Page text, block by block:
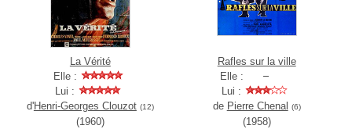
La Vérité
Elle :
Lui :
d'Henri-Georges Clouzot (12)
(1960)
Rafles sur la ville
Elle :
Lui :
de Pierre Chenal (6)
(1958)